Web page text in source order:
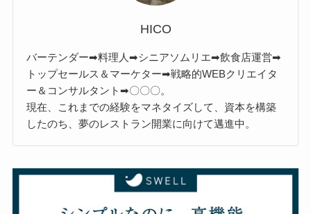
HICO
バーテンダー➡料理人➡シニアソムリエ➡飲食店運営➡
トップセールス＆マーケター➡戦略的WEBクリエイタ
ー＆コンサルタント➡〇〇〇。
現在、これまでの経験をマネタイズして、資本を構築
したのち、夢のレストラン開業に向けて邁進中。